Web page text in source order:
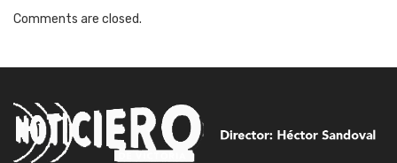
Comments are closed.